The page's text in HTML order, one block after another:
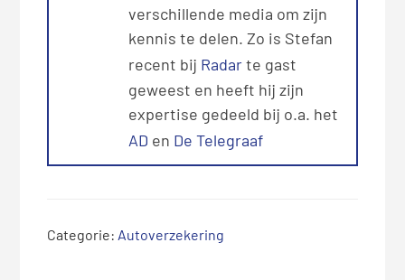
verschillende media om zijn
kennis te delen. Zo is Stefan
recent bij Radarte gast
geweest en heeft hij zijn
expertise gedeeld bij o.a. het
AD en De Telegraaf
Categorie: Autoverzekering